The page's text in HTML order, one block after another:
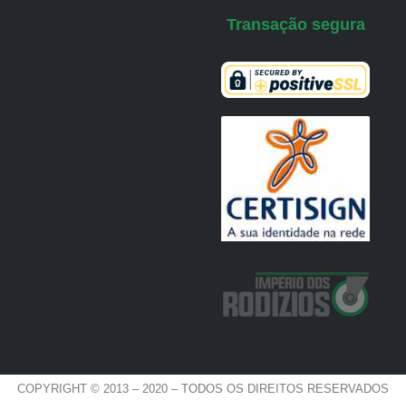
Transação segura
COPYRIGHT © 2013 – 2020 – TODOS OS DIREITOS RESERVADOS